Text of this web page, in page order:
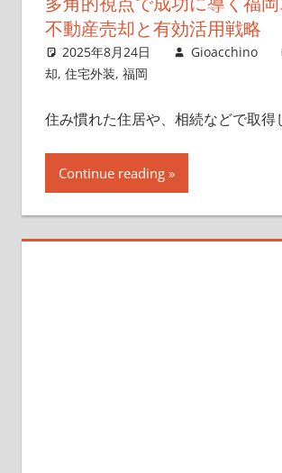
不動産売却と有効活用戦略
2025年8月24日 Gioacchino
却, 住宅外装, 福岡
住み慣れた住居や、相続などで取得
Continue reading